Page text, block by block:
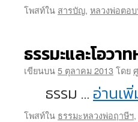
โพสท์ใน สารบัญ, หลวงพ่อตอ
ธรรมะและโอว
เขียนบน5 ตุลาคม 2013 โดย
ธรรม … อ่านเ
โพสท์ใน ธรรมะหลวงพ่อฤาษีฯ,